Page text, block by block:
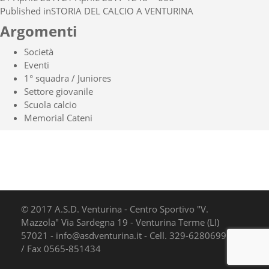
on
size
Navigazione
articoli
Published inSTORIA DEL CALCIO A VENTURINA
Argomenti
Società
Eventi
1° squadra / Juniores
Settore giovanile
Scuola calcio
Memorial Cateni
© 2017 A.S.D. Venturina - Centro Sportivo "V.
Mazzola" Via Sardegna 19 - Venturina Terme (LI)
57021 - info@asdventurina.it - Cell. 329-6280699 Tel.
/ Fax 0565-851434